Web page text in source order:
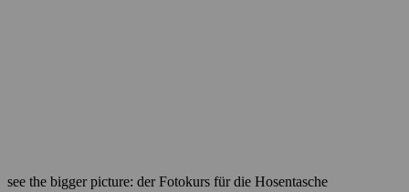
see the bigger picture: der Fotokurs für die Hosentasche